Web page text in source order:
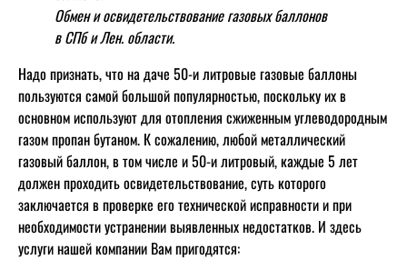
Обмен и освидетельствование газовых баллонов
в СПб и Лен. области.
Надо признать, что на даче 50-и литровые газовые баллоны
пользуются самой большой популярностью, поскольку их в
основном используют для отопления сжиженным углеводородным
газом пропан бутаном. К сожалению, любой металлический
газовый баллон, в том числе и 50-и литровый, каждые 5 лет
должен проходить освидетельствование, суть которого
заключается в проверке его технической исправности и при
необходимости устранении выявленных недостатков. И здесь
услуги нашей компании Вам пригодятся: